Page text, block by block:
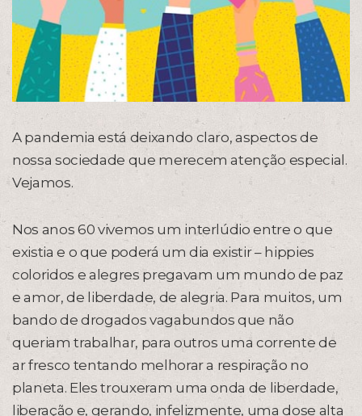
A pandemia está deixando claro, aspectos de
nossa sociedade que merecem atenção especial.
Vejamos.
Nos anos 60 vivemos um interlúdio entre o que
existia e o que poderá um dia existir – hippies
coloridos e alegres pregavam um mundo de paz
e amor, de liberdade, de alegria. Para muitos, um
bando de drogados vagabundos que não
queriam trabalhar, para outros uma corrente de
ar fresco tentando melhorar a respiração no
planeta. Eles trouxeram uma onda de liberdade,
liberação e, gerando, infelizmente, uma dose alta